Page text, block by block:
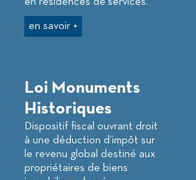
en résidences de services.
en savoir +
Loi Monuments
Historiques
Dispositif fiscal ouvrant droit
à une déduction d’impôt sur
le revenu global destiné aux
propriétaires de biens